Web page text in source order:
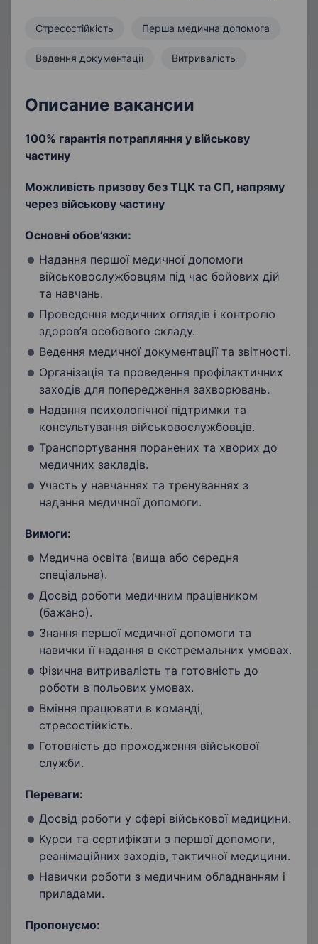
Стресостійкість Перша медична допомога
Ведення документації Витривалість
Описание вакансии
100% гарантія потрапляння у військову
частину
Можливість призову без ТЦК та СП, напряму
через військову частину
Основні обов’язки:
Надання першої медичної допомоги
військовослужбовцям під час бойових дій
та навчань.
Проведення медичних оглядів і контролю
здоров’я особового складу.
Ведення медичної документації та звітності.
Організація та проведення профілактичних
заходів для попередження захворювань.
Надання психологічної підтримки та
консультування військовослужбовців.
Транспортування поранених та хворих до
медичних закладів.
Участь у навчаннях та тренуваннях з
надання медичної допомоги.
Вимоги:
Медична освіта (вища або середня
спеціальна).
Досвід роботи медичним працівником
(бажано).
Знання першої медичної допомоги та
навички її надання в екстремальних умовах.
Фізична витривалість та готовність до
роботи в польових умовах.
Вміння працювати в команді,
стресостійкість.
Готовність до проходження військової
служби.
Переваги:
Досвід роботи у сфері військової медицини.
Курси та сертифікати з першої допомоги,
реанімаційних заходів, тактичної медицини.
Навички роботи з медичним обладнанням і
приладами.
Пропонуємо: